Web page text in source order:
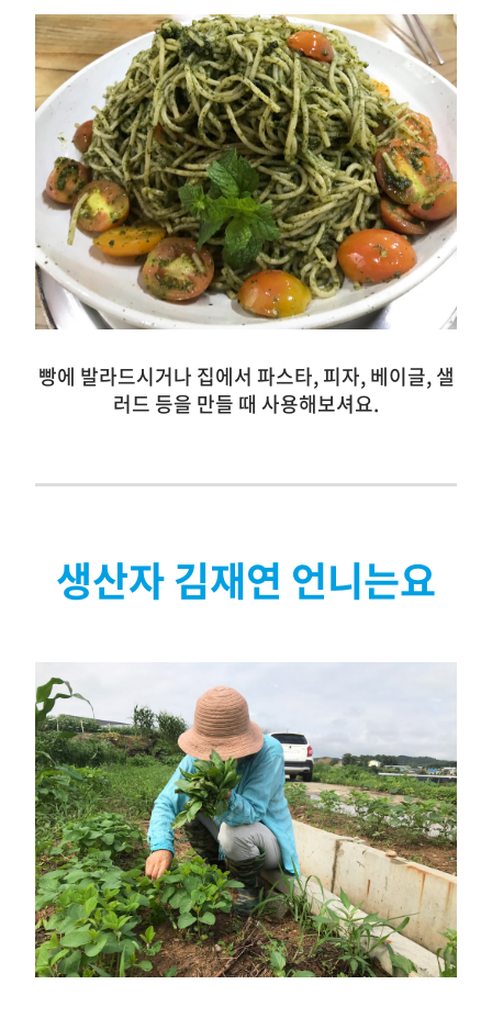
빵에 발라드시거나 집에서 파스타, 피자, 베이글, 샐
러드 등을 만들 때 사용해보셔요.
생산자 김재연 언니는요